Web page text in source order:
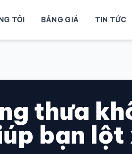
TÔI BẢNG GIÁ TIN TỨC
thưa
bạn